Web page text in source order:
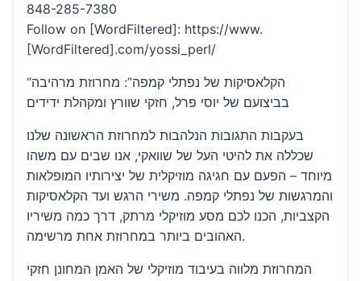
848-285-7380
Follow on [WordFiltered]: https://www.
[WordFiltered].com/yossi_perl/
“הקלאסיקות של נפתלי קמפה”: מחרוזת מרהיבה
בביצועם של יוסי פרל, חזקי שוורץ ומקהלת ידידים
בעקבות התגובות הנלהבות למחרוזת הראשונה שלנו
שכללה את להיטי העל של שוואקי, אנו שבים עם משהו
מיוחד – הפעם עם חגיגה מוזיקלית של יצירותיו המופלאות
והמרגשות של נפתלי קמפה. משירי הרגש ועד הקלאסיקות
הקצביות, הכנו לכם מסע מוזיקלי מרתק, דרך כמה משיריו
האהובים ביותר במחרוזת אחת מרשימה.
המחרוזת מלווה בעיבוד מוזיקלי של האמן המחונן חזקי